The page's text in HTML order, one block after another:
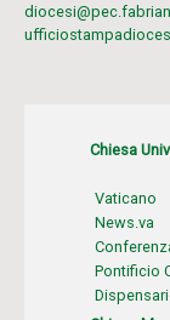
Chiesa
Vaticano
News.va
Pontificio